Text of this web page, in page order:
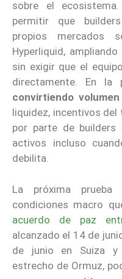
sobre el ecosistema.
permitir que
propios mercados
Hyperliquid,
sin exigir que el
directamente. En la
convirtiendo
liquidez, incentivos
por parte de builders
activos incluso
debilita.
La próxima
condiciones macro
acuerdo de paz
alcanzado el 14 de
de junio en Suiza y
estrecho de Ormuz,